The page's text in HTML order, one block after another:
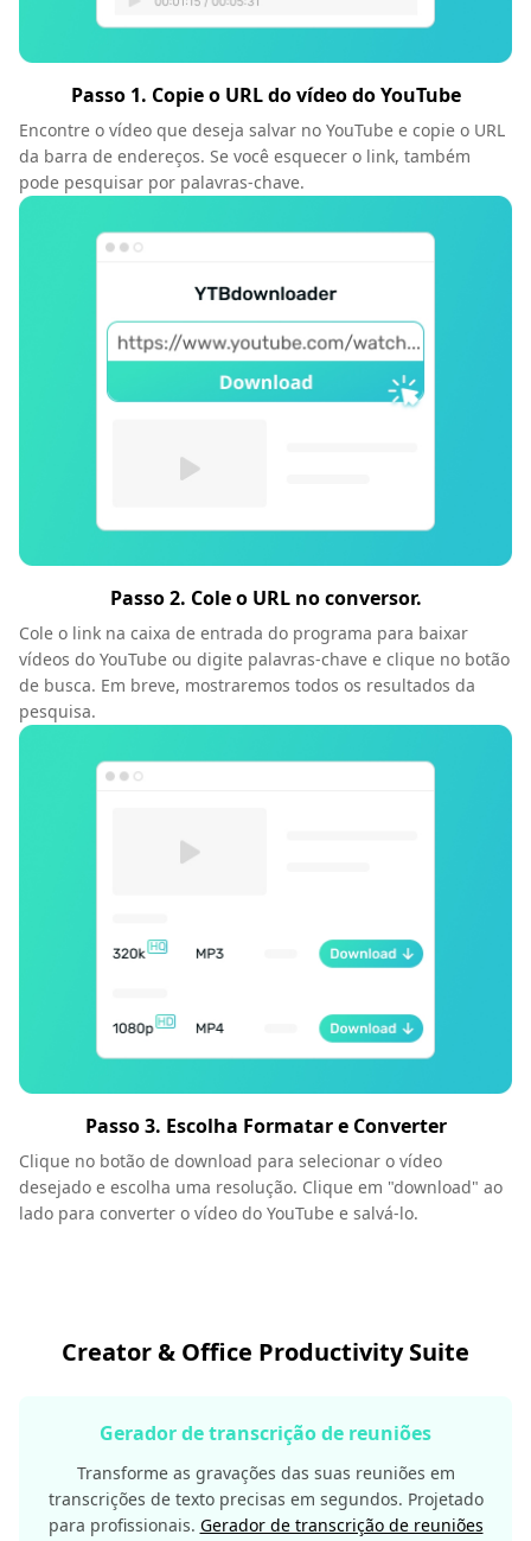
Passo 1. Copie o URL do vídeo do YouTube
Encontre o vídeo que deseja salvar no YouTube e copie o URL
da barra de endereços. Se você esquecer o link, também
pode pesquisar por palavras-chave.
Passo 2. Cole o URL no conversor.
Cole o link na caixa de entrada do programa para baixar
vídeos do YouTube ou digite palavras-chave e clique no botão
de busca. Em breve, mostraremos todos os resultados da
pesquisa.
Passo 3. Escolha Formatar e Converter
Clique no botão de download para selecionar o vídeo
desejado e escolha uma resolução. Clique em "download" ao
lado para converter o vídeo do YouTube e salvá-lo.
Creator & Office Productivity Suite
Gerador de transcrição de reuniões
Transforme as gravações das suas reuniões em
transcrições de texto precisas em segundos. Projetado
para profissionais. Gerador de transcrição de reuniões